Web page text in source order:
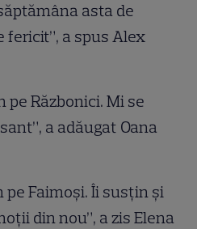
asta de
a spus Alex
Războnici. Mi se
a adăugat Oana
Faimoși. Îi susțin și
din nou”, a zis Elena